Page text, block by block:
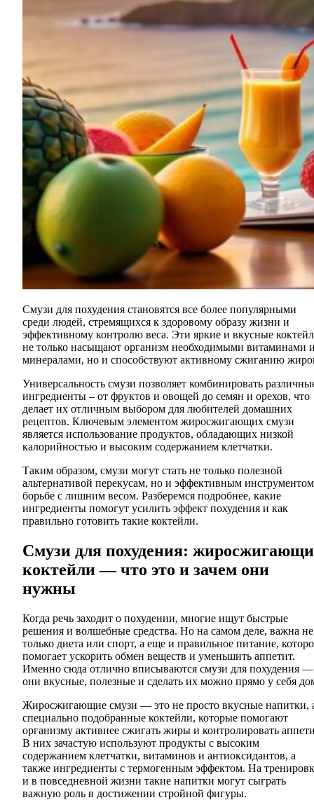
Смузи для похудения становятся все более популярными
среди людей, стремящихся к здоровому образу жизни и
эффективному контролю веса. Эти яркие и вкусные
не только насыщают организм необходимыми витаминами
минералами, но и способствуют активному сжиганию
Универсальность смузи позволяет комбинировать
ингредиенты – от фруктов и овощей до семян и орехов, что
делает их отличным выбором для любителей домашних
рецептов. Ключевым элементом жиросжигающих смузи
является использование продуктов, обладающих низкой
калорийностью и высоким содержанием клетчатки.
Таким образом, смузи могут стать не только полезной
альтернативой перекусам, но и эффективным
борьбе с лишним весом. Разберемся подробнее, какие
ингредиенты помогут усилить эффект похудения и как
правильно готовить такие коктейли.
Смузи для похудения:
коктейли — что это и зачем они
нужны
Когда речь заходит о похудении, многие ищут быстрые
решения и волшебные средства. Но на самом деле, важна не
только диета или спорт, а еще и правильное питание,
помогает ускорить обмен веществ и уменьшить аппетит.
Именно сюда отлично вписываются смузи для похудения —
они вкусные, полезные и сделать их можно прямо у себя
Жиросжигающие смузи — это не просто вкусные напитки,
специально подобранные коктейли, которые помогают
организму активнее сжигать жиры и контролировать
В них зачастую используют продукты с высоким
содержанием клетчатки, витаминов и антиоксидантов, а
также ингредиенты с термогенным эффектом. На
и в повседневной жизни такие напитки могут сыграть
важную роль в достижении стройной фигуры.